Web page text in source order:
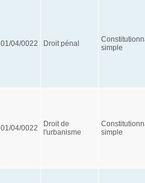
01/04/0022 Droit pénal
simple
01/04/0022
Droit de
l'urbanisme
simple